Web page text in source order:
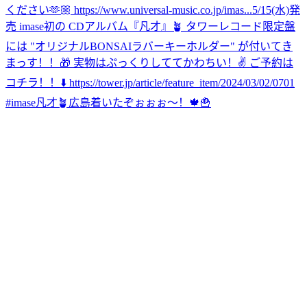
ください🫶🏼 https://www.universal-music.co.jp/imas...5/15(水)発
売 imase初の CDアルバム『凡才』🪴 タワーレコード限定盤
には "オリジナルBONSAIラバーキーホルダー" が付いてき
まっす！！🎁 実物はぷっくりしててかわちい！✌️ ご予約は
コチラ！！⬇️ https://tower.jp/article/feature_item/2024/03/02/0701
#imase凡才🪴 広島着いたぞぉぉぉ〜！🍁🍟